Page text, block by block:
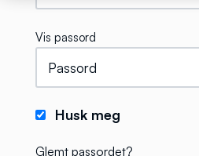
Vis passord
Husk meg
Glemt passordet?